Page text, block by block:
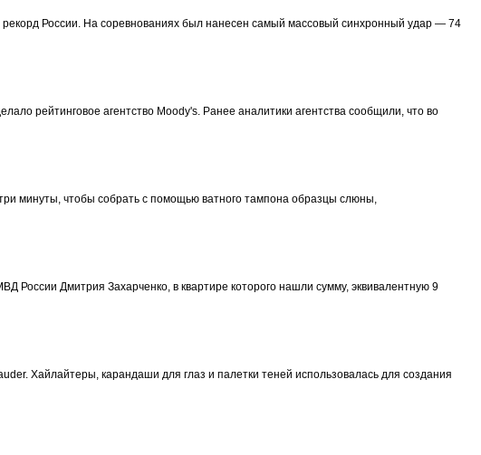
России. На соревнованиях был нанесен самый массовый синхронный удар — 74
рейтинговое агентство Moody's. Ранее аналитики агентства сообщили, что во
минуты, чтобы собрать с помощью ватного тампона образцы слюны,
России Дмитрия Захарченко, в квартире которого нашли сумму, эквивалентную 9
Хайлайтеры, карандаши для глаз и палетки теней использовалась для создания